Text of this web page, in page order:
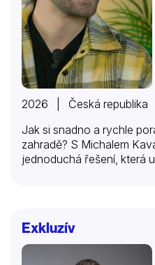
2026 | Česká republika
Jak si snadno a rychle
zahradě? S Michalem
jednoduchá řešení, která
Exkluzív